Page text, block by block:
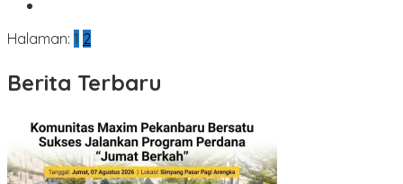
Halaman: 1 2
Berita Terbaru